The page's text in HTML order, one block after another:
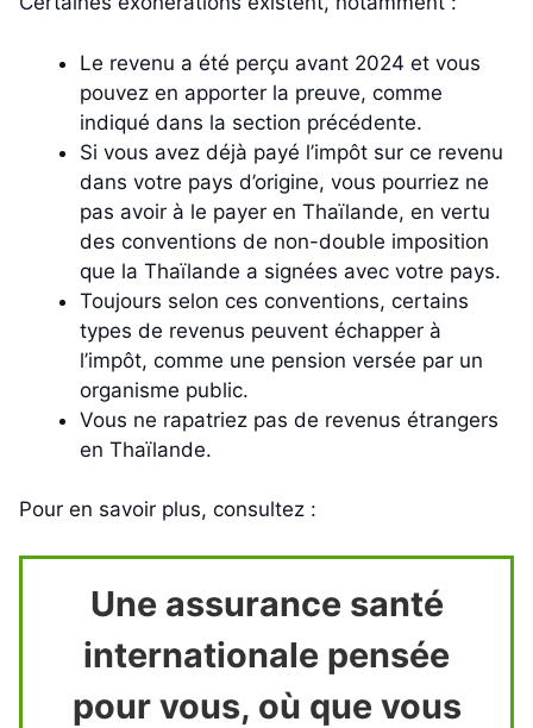
Le revenu a été perçu avant 2024 et vous
pouvez en apporter la preuve, comme
indiqué dans la section précédente.
Si vous avez déjà payé l’impôt sur ce revenu
dans votre pays d’origine, vous pourriez ne
pas avoir à le payer en Thaïlande, en vertu
des conventions de non-double imposition
que la Thaïlande a signées avec votre pays.
Toujours selon ces conventions, certains
types de revenus peuvent échapper à
l’impôt, comme une pension versée par un
organisme public.
Vous ne rapatriez pas de revenus étrangers
en Thaïlande.
Pour en savoir plus, consultez :
Une assurance santé
internationale pensée
pour vous, où que vous